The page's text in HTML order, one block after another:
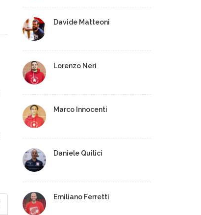
Davide Matteoni
Lorenzo Neri
Marco Innocenti
Daniele Quilici
Emiliano Ferretti